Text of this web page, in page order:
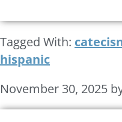
Tagged With:
hispanic
November 30, 2025